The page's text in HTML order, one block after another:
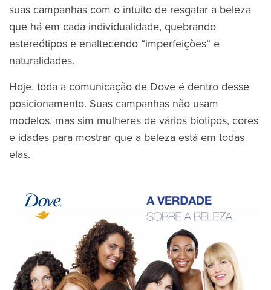
suas campanhas com o intuito de resgatar a beleza
que há em cada individualidade, quebrando
estereótipos e enaltecendo “imperfeições” e
naturalidades.
Hoje, toda a comunicação de Dove é dentro desse
posicionamento. Suas campanhas não usam
modelos, mas sim mulheres de vários biotipos, cores
e idades para mostrar que a beleza está em todas
elas.